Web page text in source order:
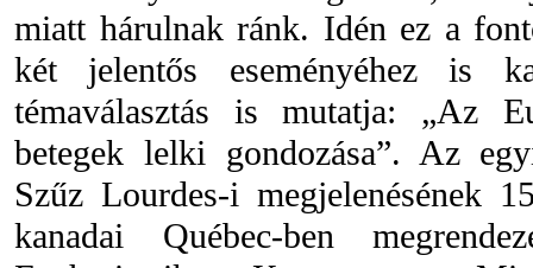
miatt hárulnak ránk. Idén ez a
két jelentős eseményéhez is
témaválasztás is mutatja: „Az
betegek lelki gondozása”. Az
Szűz Lourdes-i megjelenésének
kanadai Québec-ben